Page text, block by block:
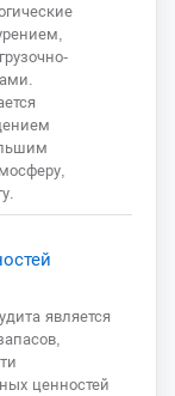
является
ценностей